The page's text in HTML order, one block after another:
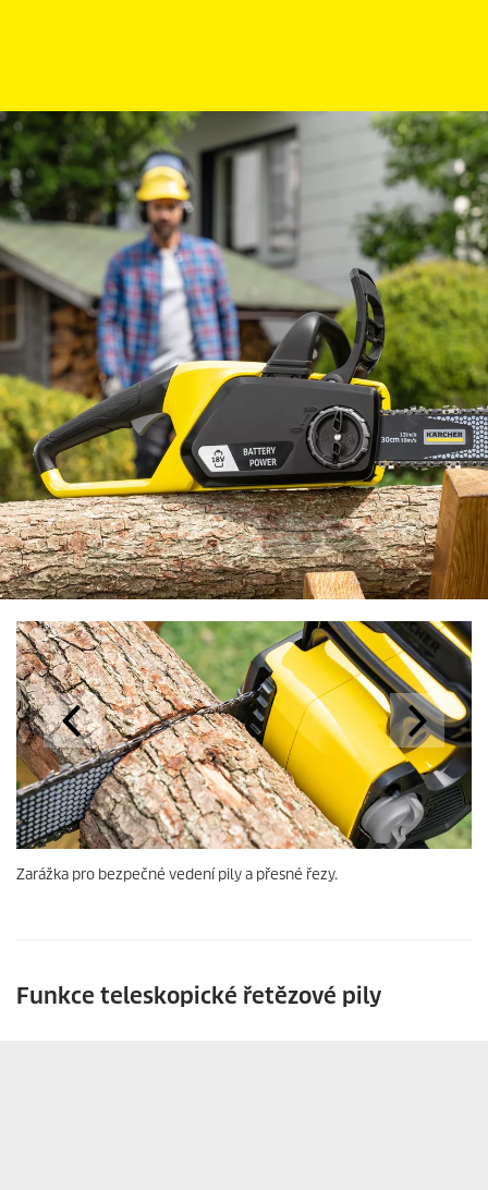
Zarážka pro bezpečné vedení pily a přesné řezy.
Funkce teleskopické řetězové pily